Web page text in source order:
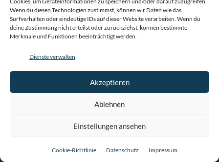
Wenn du diesen Technologien zustimmst, können wir Daten wie das
Surfverhalten oder eindeutige IDs auf dieser Website verarbeiten. Wenn du
deine Zustimmung nicht erteilst oder zurückziehst, können bestimmte
Merkmale und Funktionen beeinträchtigt werden.
Dienste verwalten
Akzeptieren
Ablehnen
Einstellungen ansehen
Cookie-Richtlinie Datenschutz Impressum
Weiterlesen
0162 – 340 30 34